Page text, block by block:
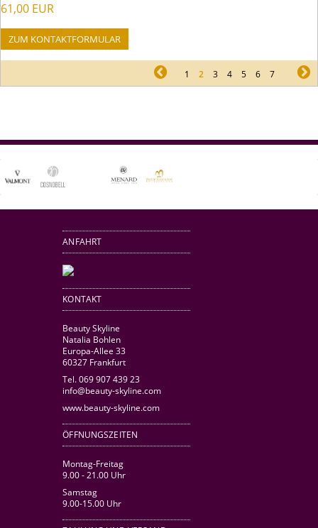
61,00 EUR
ZUM KONTAKTFORMULAR
pr 1 2 3 4 5 6 7
ANFAHRT
KONTAKT
Beauty Skyline
Natalia Bohlen
Europa-Allee 33
60327 Frankfurt
Tel. 069 907 439 23
info@beauty-skyline.com
www.beauty-skyline.com
ÖFFNUNGSZEITEN
Montag-Freitag
9.00 - 21.00 Uhr
Samstag
9.00-15.00 Uhr